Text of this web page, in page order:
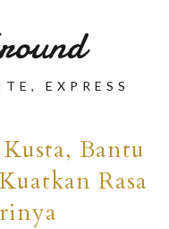
EXPRESS
Bantu
Rasa